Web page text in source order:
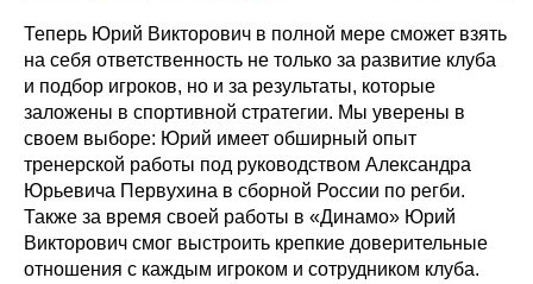
Теперь Юрий Викторович в полной мере сможет взять
на себя ответственность не только за развитие клуба
и подбор игроков, но и за результаты, которые
заложены в спортивной стратегии. Мы уверены в
своем выборе: Юрий имеет обширный опыт
тренерской работы под руководством Александра
Юрьевича Первухина в сборной России по регби.
Также за время своей работы в «Динамо» Юрий
Викторович смог выстроить крепкие доверительные
отношения с каждым игроком и сотрудником клуба.